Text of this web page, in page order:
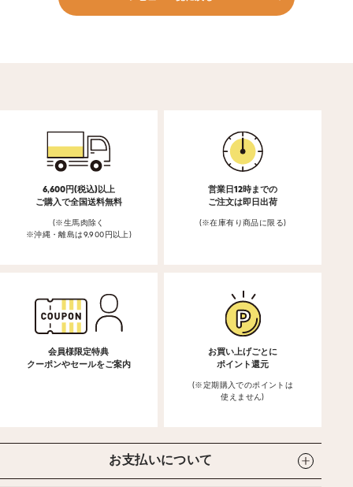
6,600円(税込)以上
ご購入で全国送料無料
(※生馬肉除く
※沖縄・離島は9,900円以上)
営業日12時までの
ご注文は即日出荷
(※在庫有り商品に限る)
会員様限定特典
クーポンやセールをご案内
お買い上げごとに
ポイント還元
(※定期購入でのポイントは
使えません)
お支払いについて